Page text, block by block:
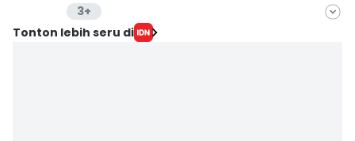
3+
Editor
Tonton lebih seru di